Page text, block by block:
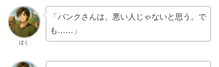
ぼく
「バンクさんは、悪い人じゃないと思う。で
も……」